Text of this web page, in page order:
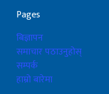
Pages
बिज्ञापन
समाचार पठाउनुहोस्
सम्पर्क
हाम्रो बारेमा